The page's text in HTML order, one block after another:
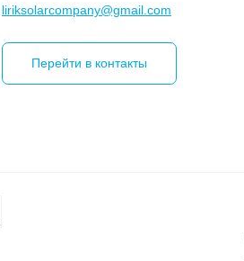
liriksolarcompany@gmail.com
Перейти в контакты